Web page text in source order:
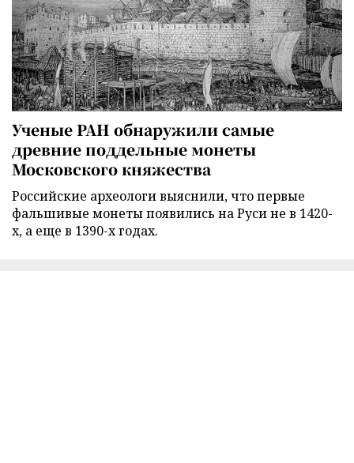
Ученые РАН обнаружили самые
древние поддельные монеты
Московского княжества
Российские археологи выяснили, что первые
фальшивые монеты появились на Руси не в 1420-
х, а еще в 1390-х годах.